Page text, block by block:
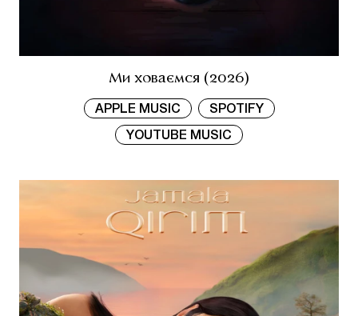
Ми ховаємся (2026)
APPLE MUSIC SPOTIFY
YOUTUBE MUSIC